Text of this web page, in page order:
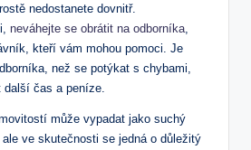
nedostanete dovnitř.
neváhejte se obrátit na odborníka
kteří⁣ vám mohou‍ pomoci.⁣ Je
než se potýkat s ‍chybami,
​čas a peníze.
⁤může⁤ vypadat⁣ jako ⁤suchý
ve ⁢skutečnosti se jedná o důležitý